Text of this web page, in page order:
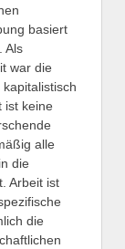
basiert
Als
war die
ist keine
alle
die
Arbeit ist
die